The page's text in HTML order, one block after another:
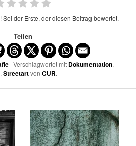
der Erste, der diesen Beitrag bewertet.
Teilen
| Verschlagwortet mit Dokumentation,
,StreetartvonCUR.